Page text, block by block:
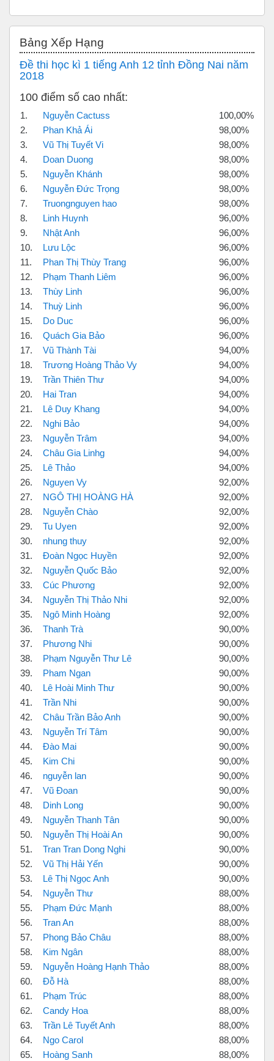
Bảng Xếp Hạng
Đề thi học kì 1 tiếng Anh 12 tỉnh Đồng Nai năm
2018
100 điểm số cao nhất:
1. Nguyễn Cactuss
100,00%
2.
Phan Khả Ái
98,00%
3.
Vũ Thị Tuyết Vi
98,00%
4.
Doan Duong
98,00%
5.
Nguyễn Khánh
98,00%
6.
Nguyễn Đức Trọng
98,00%
7.
Truongnguyen hao
98,00%
8.
Linh Huynh
96,00%
9.
Nhật Anh
96,00%
10.
Lưu Lộc
96,00%
11.
Phan Thị Thùy Trang
96,00%
12.
Phạm Thanh Liêm
96,00%
13.
Thùy Linh
96,00%
14.
Thuỳ Linh
96,00%
15.
Do Duc
96,00%
16.
Quách Gia Bảo
96,00%
17.
Vũ Thành Tài
94,00%
18.
Trương Hoàng Thảo Vy
94,00%
19.
Trần Thiên Thư
94,00%
20.
Hai Tran
94,00%
21.
Lê Duy Khang
94,00%
22.
Nghi Bảo
94,00%
23.
Nguyễn Trâm
94,00%
24.
Châu Gia Linhg
94,00%
25.
Lê Thảo
94,00%
26.
Nguyen Vy
92,00%
27.
NGÔ THỊ HOÀNG HÀ
92,00%
28.
Nguyễn Chào
92,00%
29.
Tu Uyen
92,00%
30.
nhung thuy
92,00%
31.
Đoàn Ngọc Huyền
92,00%
32.
Nguyễn Quốc Bảo
92,00%
33.
Cúc Phương
92,00%
34.
Nguyễn Thị Thảo Nhi
92,00%
35.
Ngô Minh Hoàng
92,00%
36.
Thanh Trà
90,00%
37.
Phương Nhi
90,00%
38.
Phạm Nguyễn Thư Lê
90,00%
39.
Pham Ngan
90,00%
40.
Lê Hoài Minh Thư
90,00%
41.
Trần Nhi
90,00%
42.
Châu Trần Bảo Anh
90,00%
43.
Nguyễn Trí Tâm
90,00%
44.
Đào Mai
90,00%
45.
Kim Chi
90,00%
46.
nguyễn lan
90,00%
47.
Vũ Đoan
90,00%
48.
Dinh Long
90,00%
49.
Nguyễn Thanh Tân
90,00%
50.
Nguyễn Thị Hoài An
90,00%
51.
Tran Tran Dong Nghi
90,00%
52.
Vũ Thị Hải Yến
90,00%
53.
Lê Thị Ngọc Anh
90,00%
54.
Nguyễn Thư
88,00%
55.
Phạm Đức Mạnh
88,00%
56.
Tran An
88,00%
57.
Phong Bảo Châu
88,00%
58.
Kim Ngân
88,00%
59.
Nguyễn Hoàng Hạnh Thảo
88,00%
60.
Đỗ Hà
88,00%
61.
Phạm Trúc
88,00%
62.
Candy Hoa
88,00%
63.
Trần Lê Tuyết Anh
88,00%
64.
Ngo Carol
88,00%
65.
Hoàng Sanh
88,00%